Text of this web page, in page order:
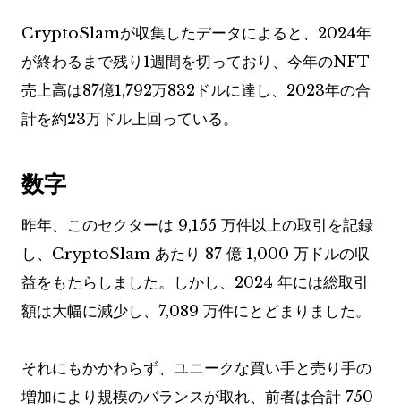
CryptoSlamが収集したデータによると、2024年
が終わるまで残り1週間を切っており、今年のNFT
売上高は87億1,792万832​​ドルに達し、2023年の合
計を約23万ドル上回っている。
数字
昨年、このセクターは 9,155 万件以上の取引を記録
し、CryptoSlam あたり 87 億 1,000 万ドルの収
益をもたらしました。しかし、2024 年には総取引
額は大幅に減少し、7,089 万件にとどまりました。
それにもかかわらず、ユニークな買い手と売り手の
増加により規模のバランスが取れ、前者は合計 750